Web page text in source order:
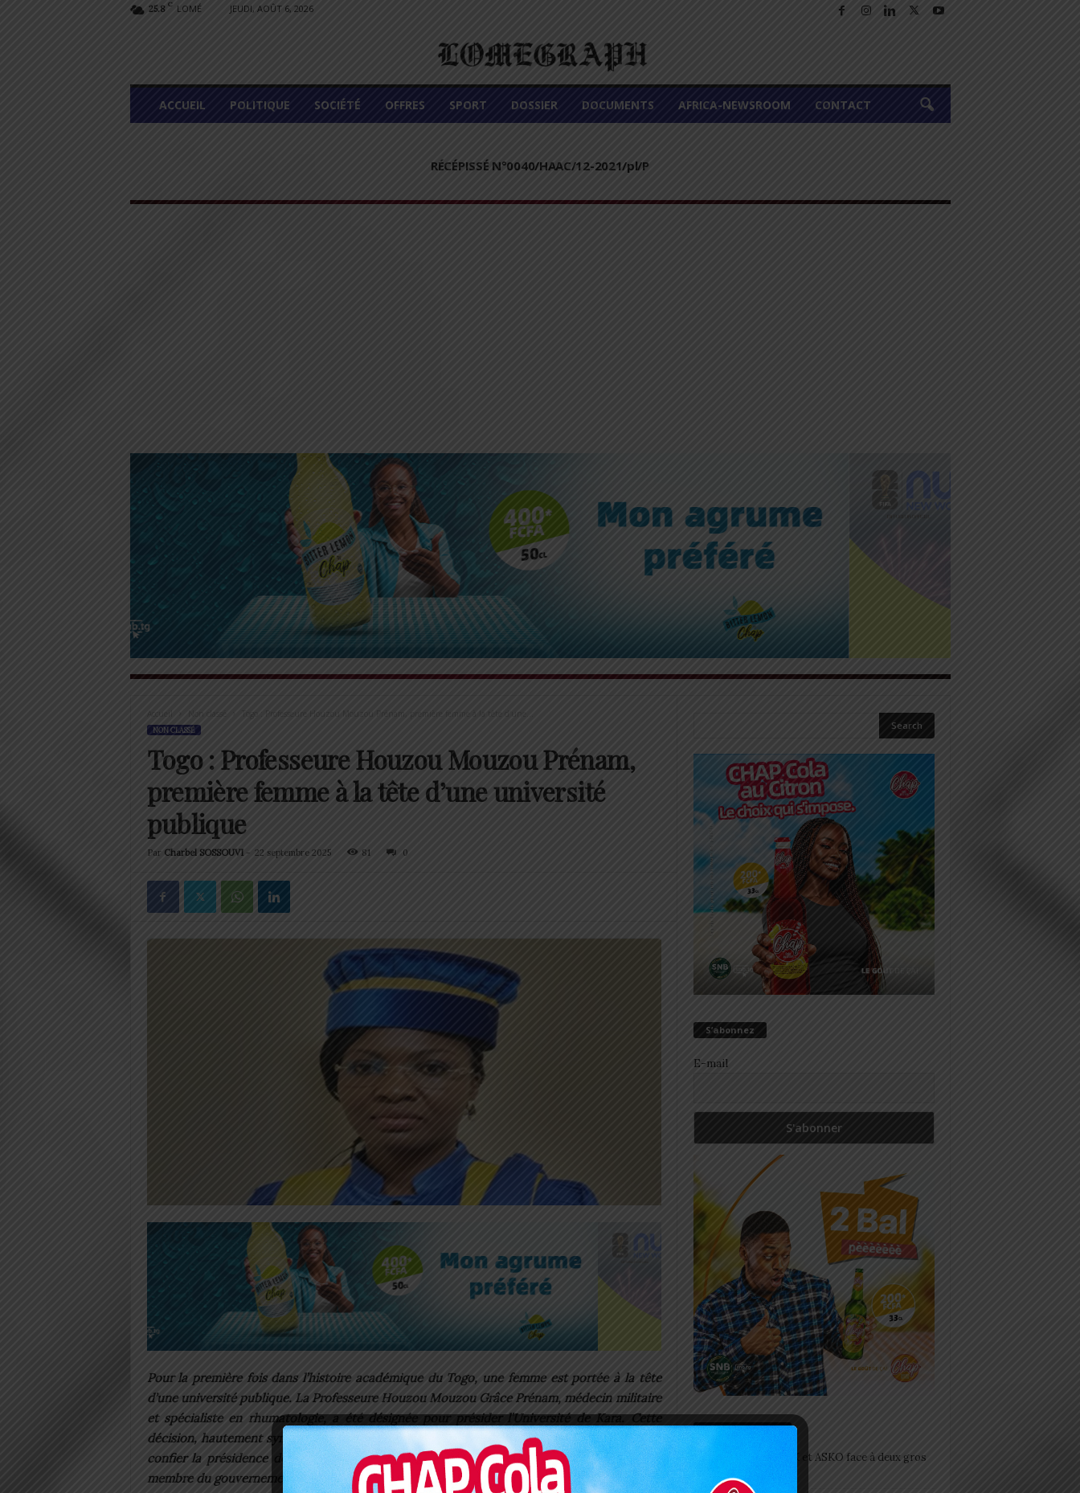
25.8 C LOMÉ JEUDI, AOÛT 6, 2026
L
M
ACCUEIL POLITIQUE SOCIÉTÉ OFFRES SPORT DOSSIER DOCUMENTS AFRICA-NEWSROOM CONTACT
RÉCÉPISSÉ N°0040/HAAC/12-2021/pl/P
Accueil Togo : Professeure Houzou Mouzou Prénam, première femme à la tête d’une...
NON CLASSÉ
Togo : Professeure Houzou Mouzou Prénam,
première femme à la tête d’une université
publique
Par Charbel SOSSOUVI- 22 septembre 2025 81 0
Pour la première fois dans l’histoire académique du Togo, une femme est portée à la tête
d’une université publique. La Professeure Houzou Mouzou Grâce Prénam, médecin militaire
et spécialiste en rhumatologie, a été désignée pour présider l’Université de Kara. Cette
décision, hautement symbolique, intervient alors que le gouvernement vient également de
confier la présidence de l’Université de Lomé au Professeur Kossivi Hounakey, juriste et
membre du gouvernement.
S’abonnez
E-mail
Articles récents
Interclubs CAF: ASCK et ASKO face à deux gros
morceaux